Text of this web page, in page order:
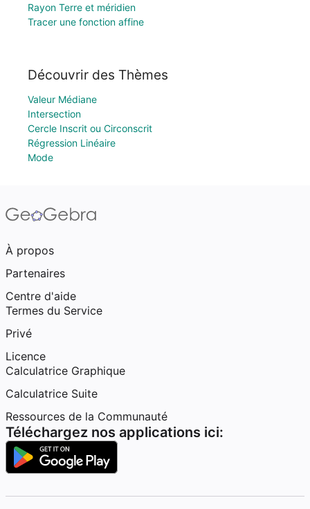
Rayon Terre et méridien
Tracer une fonction affine
Découvrir des Thèmes
Valeur Médiane
Intersection
Cercle Inscrit ou Circonscrit
Régression Linéaire
Mode
À propos
Partenaires
Centre d'aide
Termes du Service
Privé
Licence
Calculatrice Graphique
Calculatrice Suite
Ressources de la Communauté
Téléchargez nos applications ici: